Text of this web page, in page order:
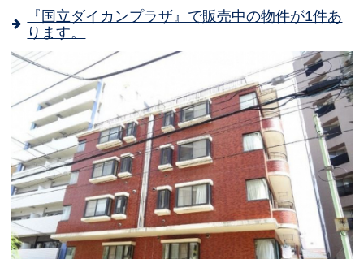
『国立ダイカンプラザ』で販売中の物件が1件あ
ります。